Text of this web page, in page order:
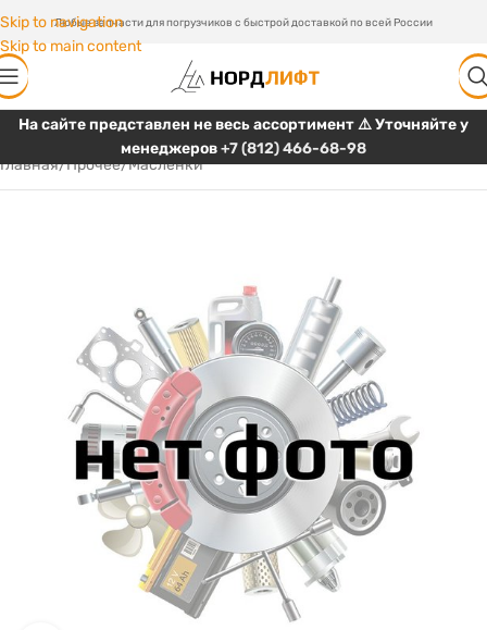
Skip to navigation
Skip to main content
Любые запчасти для погрузчиков с быстрой доставкой по всей России
На сайте представлен не весь ассортимент ⚠️ Уточняйте у
менеджеров+7 (812) 466-68-98
Главная/Прочее/Масленки